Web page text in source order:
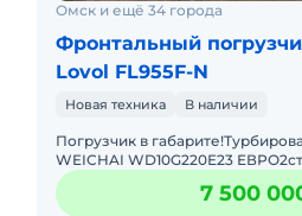
Омск и ещё 34 города
Фронтальный
Lovol FL955F-N
Новая техника В наличии
Погрузчик в
WEICHAI WD10G220Е23
высотой выгрузки 3 060 мм.
ковша).автошина
7 500